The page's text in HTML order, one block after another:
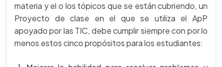
materia y el o los tópicos que se están cubriendo, un
Proyecto de clase en el que se utiliza el ApP
apoyado por las TIC, debe cumplir siempre con por lo
menos estos cinco propósitos para los estudiantes: